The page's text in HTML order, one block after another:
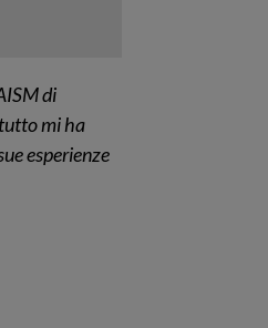
di
mi ha
esperienze